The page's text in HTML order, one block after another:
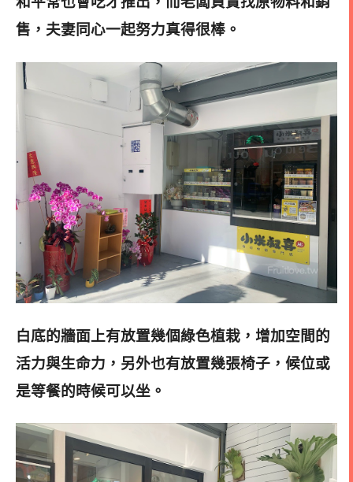
售，夫妻同心一起努力真得很棒。
白底的牆面上有放置幾個綠色植栽，增加空間的
活力與生命力，另外也有放置幾張椅子，候位或
是等餐的時候可以坐 。